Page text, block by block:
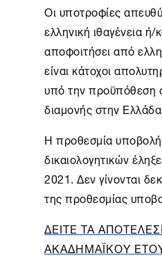
Oι υποτροφίες
ελληνική ιθαγένεια
αποφοιτήσει από
είναι κάτοχοι
υπό την προϋπόθεση
διαμονής στην
Η προθεσμία
δικαιολογητικών
2021. Δεν γίνονται
της προθεσμίας
ΔΕΙΤΕ ΤΑ
ΑΚΑΔΗΜΑΪΚΟΥ